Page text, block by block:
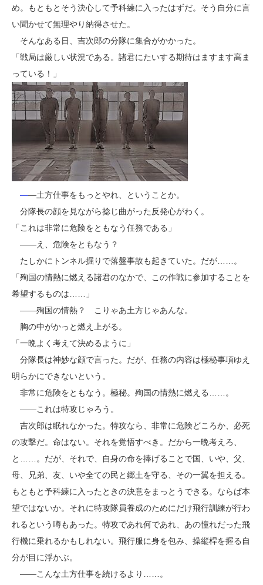
め。もともとそう決心して予科練に入ったはずだ。そう自分に言
い聞かせて無理やり納得させた。
そんなある日、吉次郎の分隊に集合がかかった。
「戦局は厳しい状況である。諸君にたいする期待はますます高ま
っている！」
――土方仕事をもっとやれ、ということか。
分隊長の顔を見ながら捻じ曲がった反発心がわく。
「これは非常に危険をともなう任務である」
――え、危険をともなう？
たしかにトンネル掘りで落盤事故も起きていた。だが……。
「殉国の情熱に燃える諸君のなかで、この作戦に参加することを
希望するものは……」
――殉国の情熱？ こりゃあ土方じゃあんな。
胸の中がかっと燃え上がる。
「一晩よく考えて決めるように」
分隊長は神妙な顔で言った。だが、任務の内容は極秘事項ゆえ
明らかにできないという。
非常に危険をともなう。極秘。殉国の情熱に燃える……。
――これは特攻じゃろう。
吉次郎は眠れなかった。特攻なら、非常に危険どころか、必死
の攻撃だ。命はない。それを覚悟すべき。だから一晩考えろ、
と……。だが、それで、自身の命を捧げることで国、いや、父、
母、兄弟、友、いや全ての民と郷土を守る、その一翼を担える。
もともと予科練に入ったときの決意をまっとうできる。ならば本
望ではないか。それに特攻隊員養成のためにだけ飛行訓練が行わ
れるという噂もあった。特攻であれ何であれ、あの憧れだった飛
行機に乗れるかもしれない。飛行服に身を包み、操縦桿を握る自
分が目に浮かぶ。
――こんな土方仕事を続けるより……。